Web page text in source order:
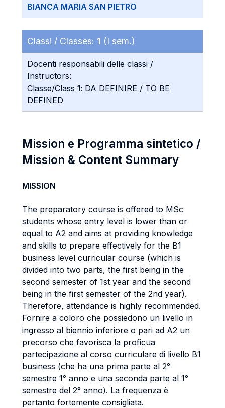
BIANCA MARIA SAN PIETRO
Classi / Classes: 1 (I sem.)
Docenti responsabili delle classi /
Instructors:
Classe/Class 1: DA DEFINIRE / TO BE
DEFINED
Mission e Programma sintetico /
Mission & Content Summary
MISSION
The preparatory course is offered to MSc
students whose entry level is lower than or
equal to A2 and aims at providing knowledge
and skills to prepare effectively for the B1
business level curricular course (which is
divided into two parts, the first being in the
second semester of 1st year and the second
being in the first semester of the 2nd year).
Therefore, attendance is highly recommended.
Fornire a coloro che possiedono un livello in
ingresso al biennio inferiore o pari ad A2 un
precorso che favorisca la proficua
partecipazione al corso curriculare di livello B1
business (che ha una prima parte al 2°
semestre 1° anno e una seconda parte al 1°
semestre del 2° anno). La frequenza è
pertanto fortemente consigliata.